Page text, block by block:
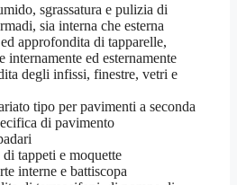
sgrassatura e pulizia di
sia interna che esterna
approfondita di tapparelle,
internamente ed esternamente
degli infissi, finestre, vetri e
tipo per pavimenti a seconda
di pavimento
tappeti e moquette
interne e battiscopa